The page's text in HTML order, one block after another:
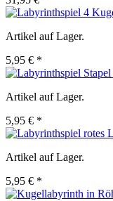
Artikel auf Lager.
5,95 € *
Artikel auf Lager.
5,95 € *
Artikel auf Lager.
5,95 € *